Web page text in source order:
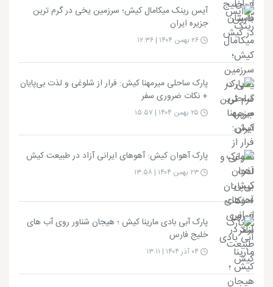
آیس رینک میکامال کیش؛ سرزمین یخی در گرم ترین
جزیره ایران
پارک ساحلی میرمهنا کیش: فرار از شلوغی و لذت بی‌پایان
+ نکات ضروری سفر
پارک آهوان کیش: آهوهای ایرانی آزاد در طبیعت کیش
پارک آبی بادی مارینا کیش ؛ هیجان شناور روی آب های
خلیج فارس